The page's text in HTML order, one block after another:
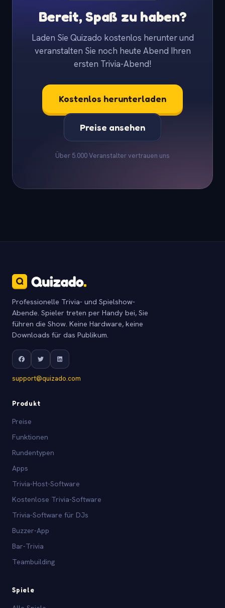
Bereit, Spaß zu haben?
Laden Sie Quizado kostenlos herunter und
veranstalten Sie noch heute Abend Ihren
ersten Trivia-Abend!
Kostenlos herunterladen
Preise ansehen
Über 5.000 Veranstalter vertrauen uns
Professionelle Trivia- und Spielshow-
Abende. Spieler treten per Handy bei, Sie
führen die Show. Keine Hardware, keine
Downloads für das Publikum.
support@quizado.com
Produkt
Preise
Funktionen
Rundentypen
Apps
Trivia-Host-Software
Kostenlose Trivia-Software
Trivia-Software für DJs
Buzzer-App
Bar-Trivia
Teambuilding
Spiele